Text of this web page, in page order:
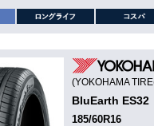
(YOKOHAMA
BluEarth ES32
185/60R16